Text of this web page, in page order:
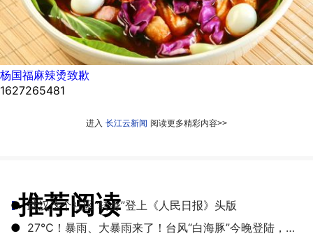
杨国福麻辣烫致歉
1627265481
进入 长江云新闻 阅读更多精彩内容>>
推荐阅读
● 武汉这个社区“转身”登上《人民日报》头版
●
27℃！暴雨、大暴雨来了！台风“白海豚”今晚登陆，湖北开启降雨降温模式